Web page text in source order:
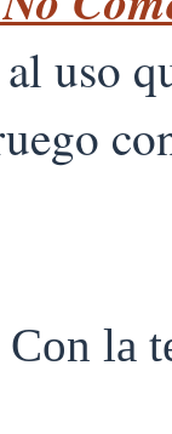
uso
Con la